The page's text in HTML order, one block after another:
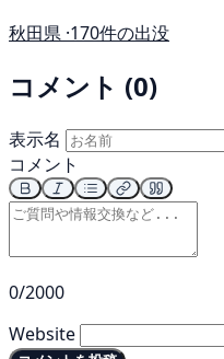
秋田県 ·170件の出没
コメント (0)
表示名
コメント
0/2000
Website